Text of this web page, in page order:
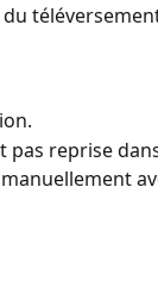
pas reprise